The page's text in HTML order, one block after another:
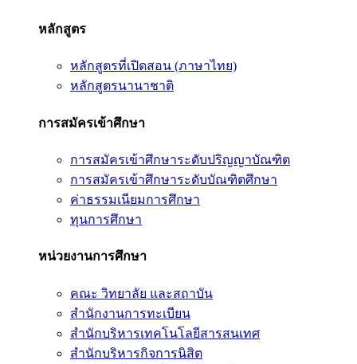
หลักสูตร
หลักสูตรที่เปิดสอน (ภาษาไทย)
หลักสูตรนานาชาติ
การสมัครเข้าศึกษา
การสมัครเข้าศึกษาระดับปริญญาบัณฑิต
การสมัครเข้าศึกษาระดับบัณฑิตศึกษา
ค่าธรรมเนียมการศึกษา
ทุนการศึกษา
หน่วยงานการศึกษา
คณะ วิทยาลัย และสถาบัน
สำนักงานการทะเบียน
สำนักบริหารเทคโนโลยีสารสนเทศ
สำนักบริหารกิจการนิสิต